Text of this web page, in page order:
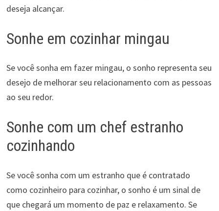
deseja alcançar.
Sonhe em cozinhar mingau
Se você sonha em fazer mingau, o sonho representa seu
desejo de melhorar seu relacionamento com as pessoas
ao seu redor.
Sonhe com um chef estranho
cozinhando
Se você sonha com um estranho que é contratado
como cozinheiro para cozinhar, o sonho é um sinal de
que chegará um momento de paz e relaxamento. Se